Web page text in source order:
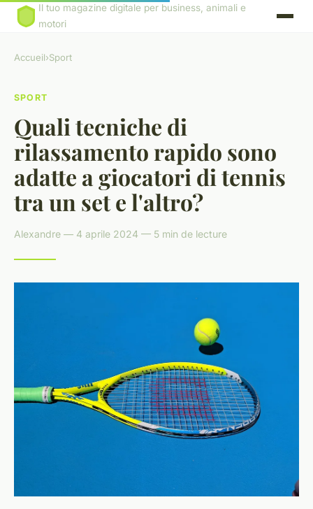
Il tuo magazine digitale per business, animali e
motori
Accueil›Sport
SPORT
Quali tecniche di
rilassamento rapido sono
adatte a giocatori di tennis
tra un set e l'altro?
Alexandre — 4 aprile 2024 — 5 min de lecture